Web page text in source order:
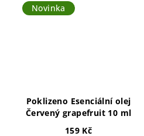
Novinka
Poklizeno Esenciální olej
Červený grapefruit 10 ml
159 Kč